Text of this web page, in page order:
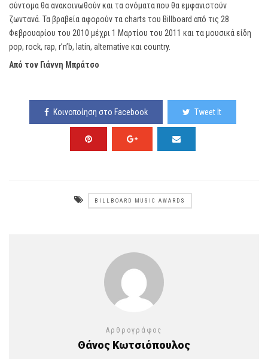
σύντομα θα ανακοινωθούν και τα ονόματα που θα εμφανιστούν
ζωντανά. Τα βραβεία αφορούν τα charts του Billboard από τις 28
Φεβρουαρίου του 2010 μέχρι 1 Μαρτίου του 2011 και τα μουσικά είδη
pop, rock, rap, r’n’b, latin, alternative και country.
Από τον Γιάννη Μπράτσo
Κοινοποίηση στο Facebook Tweet It
BILLBOARD MUSIC AWARDS
Αρθρογράφος
Θάνος Κωτσιόπουλος